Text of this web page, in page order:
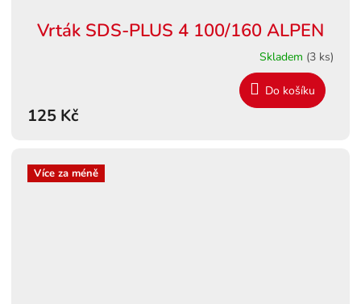
Vrták SDS-PLUS 4 100/160 ALPEN
Skladem (3 ks)
125 Kč
Do košíku
Více za méně